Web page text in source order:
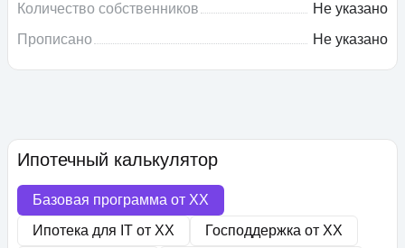
Количество собственников
Не указано
Прописано
Не указано
Ипотечный калькулятор
Базовая программа от XX
Ипотека для IT от XX Господдержка от XX